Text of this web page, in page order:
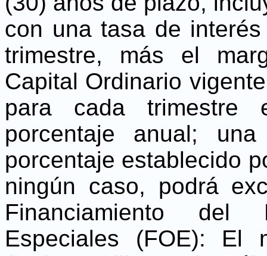
con una tasa de
trimestre, más el
Capital Ordinario
para cada trimestre
porcentaje anual;
porcentaje establecido
ningún caso, podrá
Financiamiento del
Especiales (FOE): El